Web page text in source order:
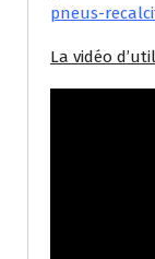
pneus-
La vidéo